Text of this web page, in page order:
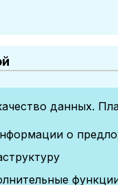
данных.
о